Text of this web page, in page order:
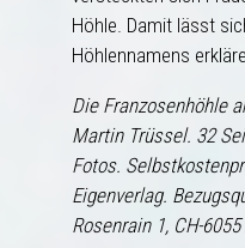
Höhle. Damit lässt
Höhlennamens
Die Franzosenhöhle
Martin Trüssel. 32
Fotos.
Eigenverlag.
Rosenrain 1, CH-